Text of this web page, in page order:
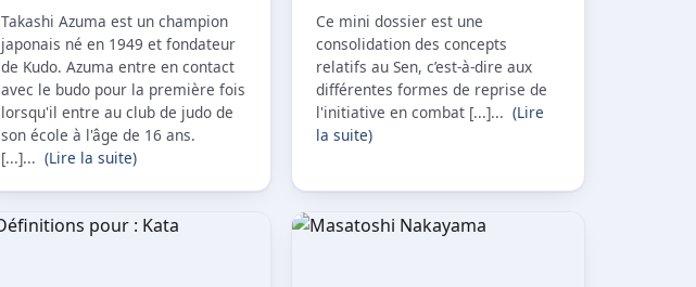
Takashi Azuma est un champion
japonais né en 1949 et fondateur
de Kudo. Azuma entre en contact
avec le budo pour la première fois
lorsqu'il entre au club de judo de
son école à l'âge de 16 ans.
[...]... (Lire la suite)
Ce mini dossier est une
consolidation des concepts
relatifs au Sen, c’est-à-dire aux
différentes formes de reprise de
l'initiative en combat [...]... (Lire
la suite)